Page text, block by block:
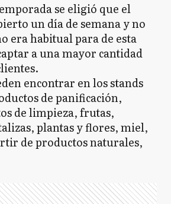
se eligió que el
un día de semana y no
era habitual para de esta
a una mayor cantidad
encontrar en los stands
de panificación,
de limpieza, frutas,
plantas y flores, miel,
de productos naturales,